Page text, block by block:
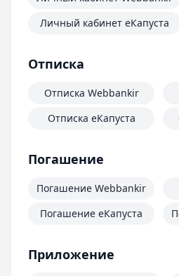
Личный кабинет еКапуста
Отписка
Отписка Webbankir
Отписка еКапуста
Погашение
Погашение Webbankir
Погашение еКапуста
Приложение